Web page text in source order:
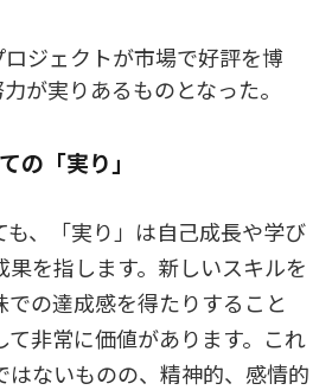
ジェクトが市場で好評を博
が実りあるものとなった。
の「実り」
、「実り」は自己成長や学び
を指します。新しいスキルを
の達成感を得たりすること
て非常に価値があります。これ
はないものの、精神的、感情的